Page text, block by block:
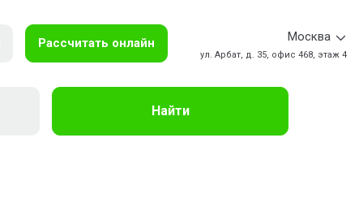
Рассчитать онлайн Москва
ул. Арбат, д. 35, офис 468, этаж 4
Найти